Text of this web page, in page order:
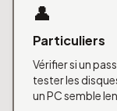
👤
Particuliers
Vérifier si un
tester les
un PC semble